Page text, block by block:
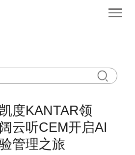
度KANTAR领
云听CEM开启AI
管理之旅